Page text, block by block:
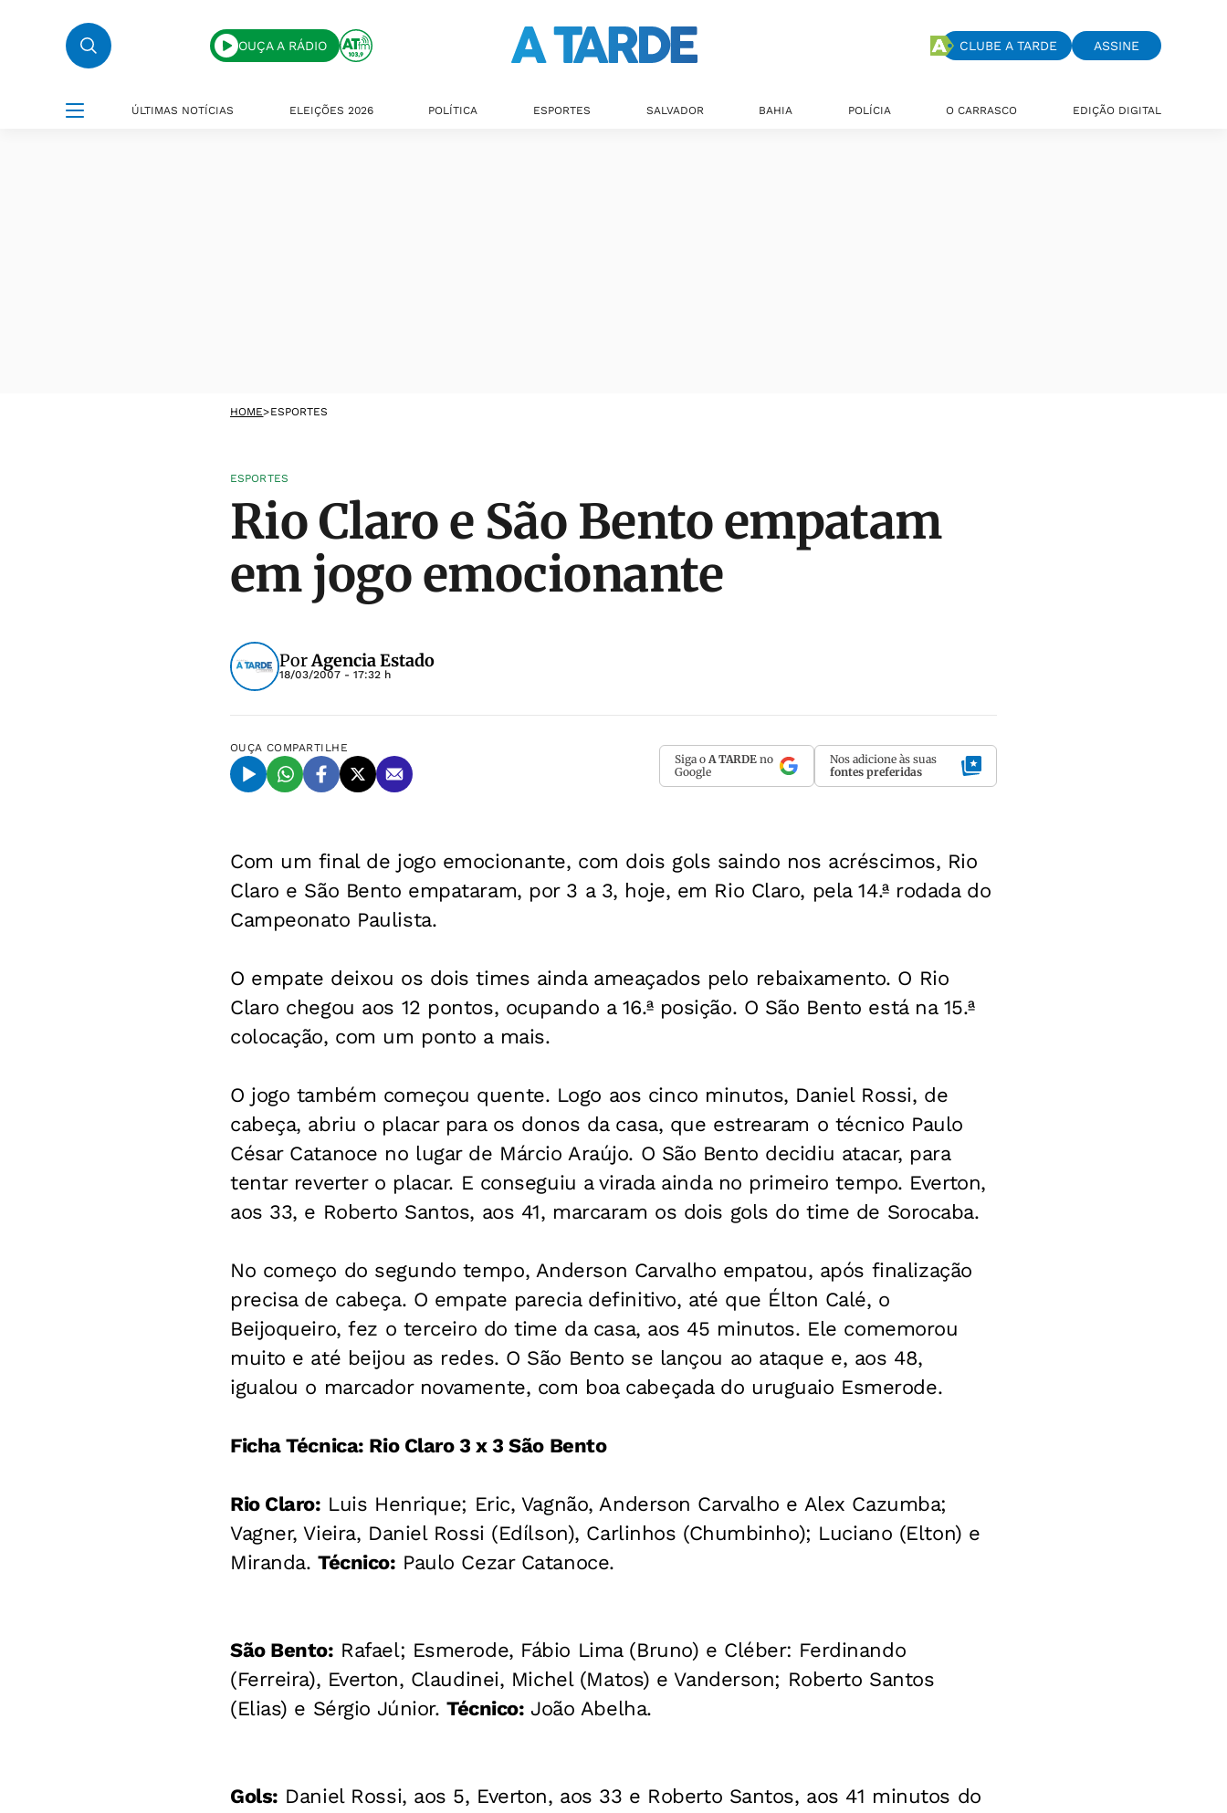
OUÇA A RÁDIO CLUBE A TARDE ASSINE
ÚLTIMAS NOTÍCIAS ELEIÇÕES 2026 POLÍTICA ESPORTES SALVADOR BAHIA POLÍCIA O CARRASCO EDIÇÃO DIGITAL
HOME>ESPORTES
ESPORTES
Rio Claro e São Bento empatam
em jogo emocionante
PorAgencia Estado
18/03/2007 - 17:32 h
OUÇA COMPARTILHE
Siga o A TARDE no
Google
Nos adicione às suas
fontes preferidas
Com um final de jogo emocionante, com dois gols saindo nos acréscimos, Rio
Claro e São Bento empataram, por 3 a 3, hoje, em Rio Claro, pela 14.ª rodada do
Campeonato Paulista.
O empate deixou os dois times ainda ameaçados pelo rebaixamento. O Rio
Claro chegou aos 12 pontos, ocupando a 16.ª posição. O São Bento está na 15.ª
colocação, com um ponto a mais.
O jogo também começou quente. Logo aos cinco minutos, Daniel Rossi, de
cabeça, abriu o placar para os donos da casa, que estrearam o técnico Paulo
César Catanoce no lugar de Márcio Araújo. O São Bento decidiu atacar, para
tentar reverter o placar. E conseguiu a virada ainda no primeiro tempo. Everton,
aos 33, e Roberto Santos, aos 41, marcaram os dois gols do time de Sorocaba.
No começo do segundo tempo, Anderson Carvalho empatou, após finalização
precisa de cabeça. O empate parecia definitivo, até que Élton Calé, o
Beijoqueiro, fez o terceiro do time da casa, aos 45 minutos. Ele comemorou
muito e até beijou as redes. O São Bento se lançou ao ataque e, aos 48,
igualou o marcador novamente, com boa cabeçada do uruguaio Esmerode.
Ficha Técnica: Rio Claro 3 x 3 São Bento
Rio Claro: Luis Henrique; Eric, Vagnão, Anderson Carvalho e Alex Cazumba;
Vagner, Vieira, Daniel Rossi (Edílson), Carlinhos (Chumbinho); Luciano (Elton) e
Miranda.Técnico: Paulo Cezar Catanoce.
São Bento: Rafael; Esmerode, Fábio Lima (Bruno) e Cléber: Ferdinando
(Ferreira), Everton, Claudinei, Michel (Matos) e Vanderson; Roberto Santos
(Elias) e Sérgio Júnior. Técnico: João Abelha.
Gols: Daniel Rossi, aos 5, Everton, aos 33 e Roberto Santos, aos 41 minutos do